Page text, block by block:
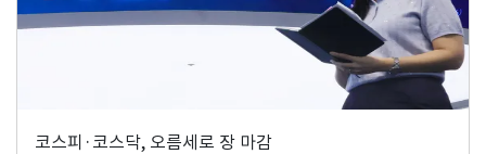
코스피·코스닥, 오름세로 장 마감